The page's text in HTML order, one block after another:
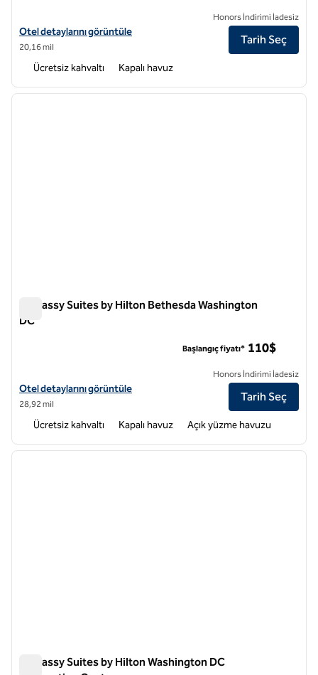
Embassy Suites by Hilton Baltimore Hunt Valley için otel ayrıntılarını
Otel detaylarını görüntüle
20,16 mil
Honors İndirimi İadesiz
Tarih Seç
Ücretsiz kahvaltı Kapalı havuz
1 / 12
Embassy Suites by Hilton Bethesda Washington
DC
Embassy Suites by Hilton Bethesda Washington DC için otel
Otel detaylarını görüntüle
28,92 mil
Başlangıç fiyatı* 110$
Honors İndirimi İadesiz
Tarih Seç
Ücretsiz kahvaltı Kapalı havuz Açık yüzme havuzu
1 / 12
Embassy Suites by Hilton Washington DC